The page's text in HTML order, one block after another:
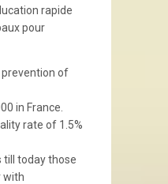
rapide
pour
prevention of
in France.
rate of 1.5%
till today those
with